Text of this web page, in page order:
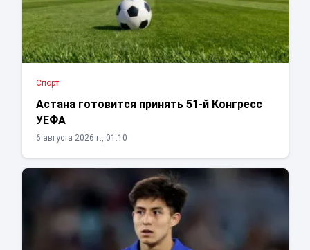
Спорт
Астана готовится принять 51-й Конгресс
УЕФА
6 августа 2026 г., 01:10